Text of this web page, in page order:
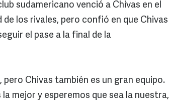
sudamericano venció a Chivas en el
los rivales, pero confió en que Chivas
el pase a la final de la
Chivas también es un gran equipo.
mejor y esperemos que sea la nuestra,